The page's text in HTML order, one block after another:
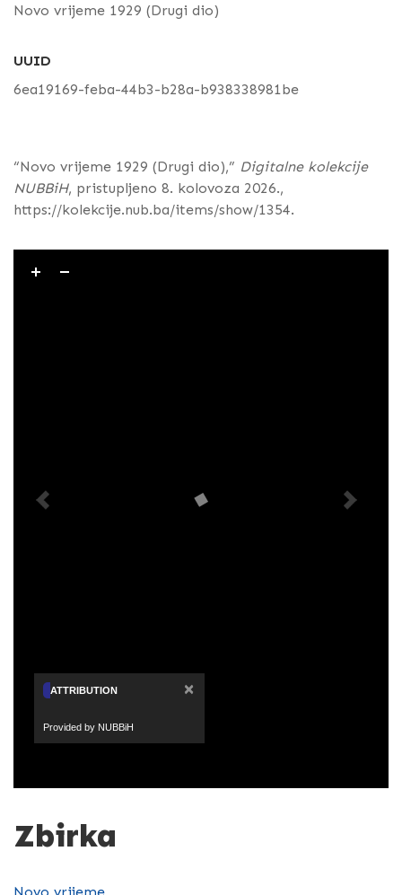
Zbirka
Novo vrijeme 1929 (Drugi dio)
UUID
6ea19169-feba-44b3-b28a-b938338981be
“Novo vrijeme 1929 (Drugi dio),” Digitalne kolekcije
NUBBiH, pristupljeno 8. kolovoza 2026.,
https://kolekcije.nub.ba/items/show/1354.
ATTRIBUTION ×
Provided by NUBBiH